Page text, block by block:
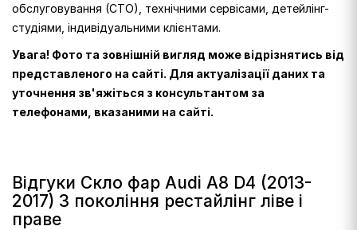
обслуговування (СТО), технічними сервісами, детейлінг-
студіями, індивідуальними клієнтами.
Увага! Фото та зовнішній вигляд може відрізнятись від
представленого на сайті. Для актуалізації даних та
уточнення зв'яжіться з консультантом за
телефонами, вказаними на сайті.
Відгуки Скло фар Audi A8 D4 (2013-
2017) 3 покоління рестайлінг ліве і
праве